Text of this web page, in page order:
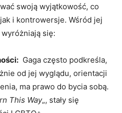
⁤swoją wyjątkowość, co​
i kontrowersje. ​Wśród jej
się:
​ Gaga często ⁣podkreśla,
od jej wyglądu, orientacji
ma prawo‌ do bycia ⁣sobą.
This‌ Way„, stały się